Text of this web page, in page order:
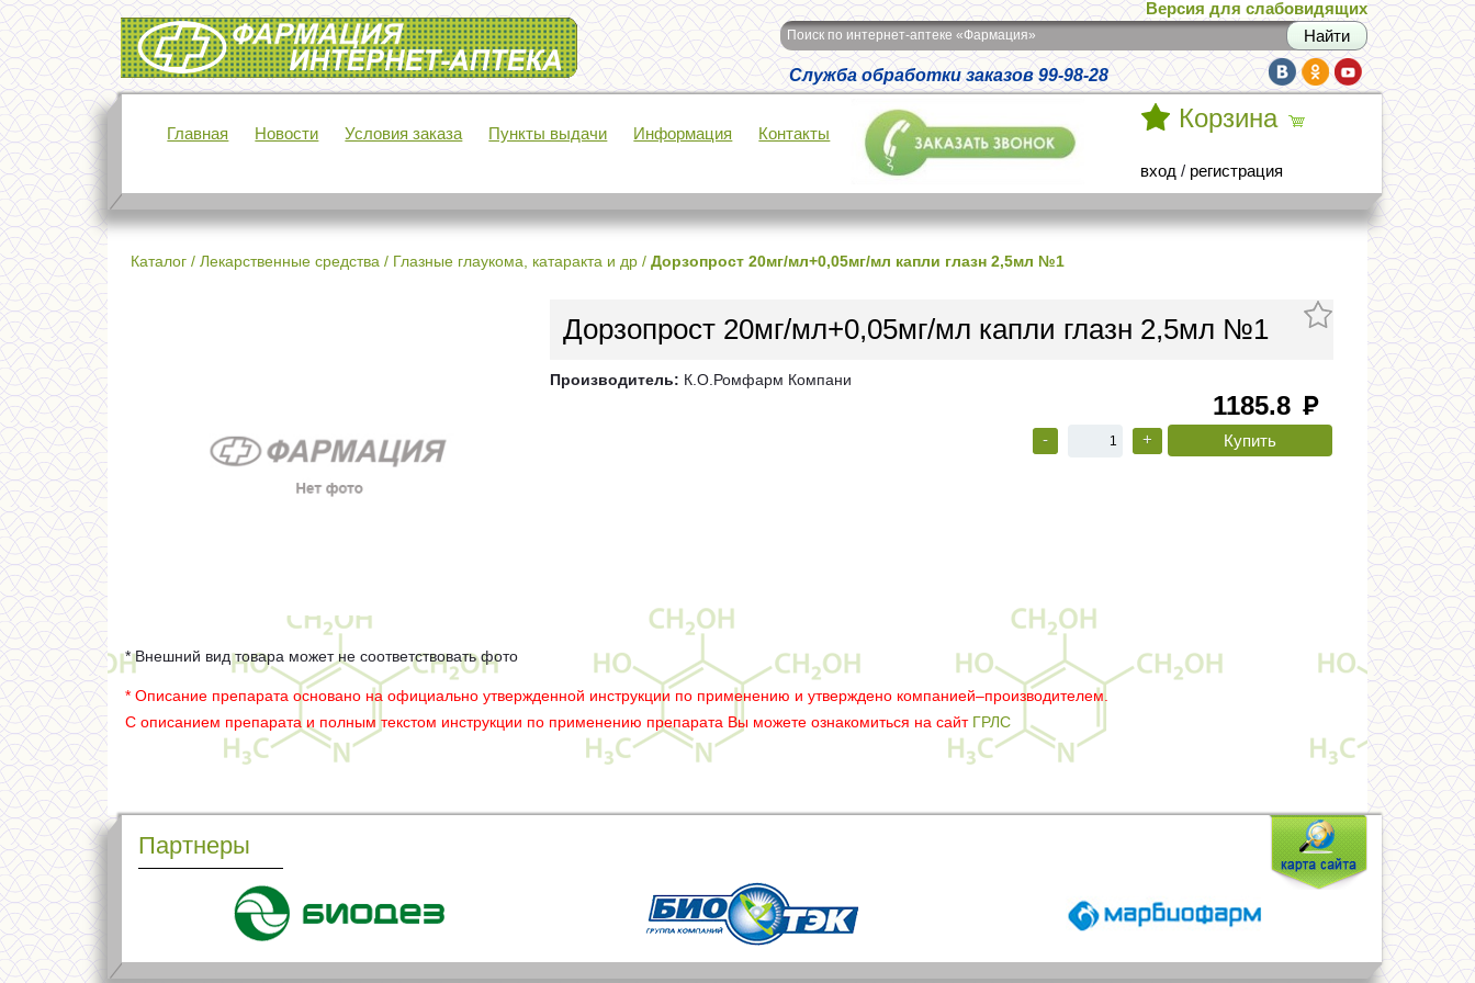
Интернет-аптека Фармация
Версия для слабовидящих
Поиск по интернет-аптеке «Фармация»
Служба обработки заказов 99-98-28
Главная Новости Условия заказа Пункты выдачи Информация Контакты
Корзина
вход / регистрация
Каталог / Лекарственные средства / Глазные глаукома, катаракта и др / Дорзопрост 20мг/мл+0,05мг/мл капли глазн 2,5мл №1
Дорзопрост 20мг/мл+0,05мг/мл капли глазн 2,5мл №1
Производитель: К.О.Ромфарм Компани
1185.8 руб
- +
* Внешний вид товара может не соответствовать фото
* Описание препарата основано на официально утвержденной инструкции по применению и утверждено компанией–производителем.
С описанием препарата и полным текстом инструкции по применению препарата Вы можете ознакомиться на сайт ГРЛС
Партнеры